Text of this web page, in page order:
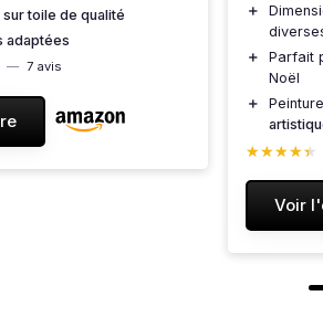
toile de qualité
adaptées
— 7 avis
＋
＋
Parfait
Noël
＋
★★★★★
★★★★★
Voir